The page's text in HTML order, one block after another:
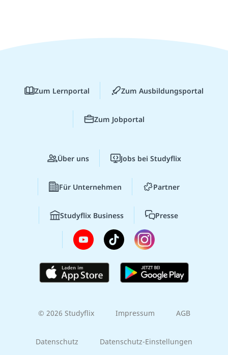
Zum Lernportal Zum Ausbildungsportal
Zum Jobportal
Über uns Jobs bei Studyflix
Für Unternehmen Partner
Studyflix Business Presse
© 2026 Studyflix Impressum AGB
Datenschutz Datenschutz-Einstellungen